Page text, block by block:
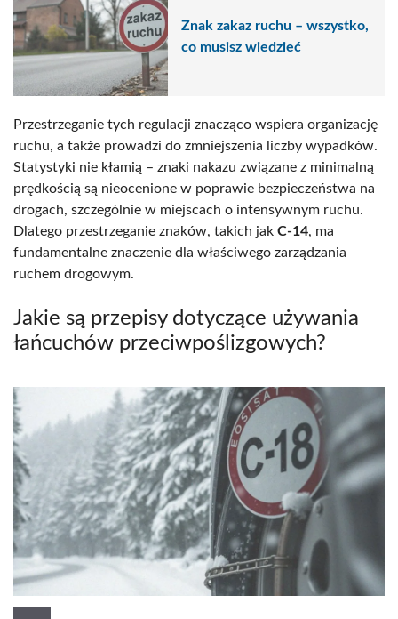
Znak zakaz ruchu – wszystko,
co musisz wiedzieć
Przestrzeganie tych regulacji znacząco wspiera organizację
ruchu, a także prowadzi do zmniejszenia liczby wypadków.
Statystyki nie kłamią – znaki nakazu związane z minimalną
prędkością są nieocenione w poprawie bezpieczeństwa na
drogach, szczególnie w miejscach o intensywnym ruchu.
Dlatego przestrzeganie znaków, takich jak C-14, ma
fundamentalne znaczenie dla właściwego zarządzania
ruchem drogowym.
Jakie są przepisy dotyczące używania
łańcuchów przeciwpoślizgowych?